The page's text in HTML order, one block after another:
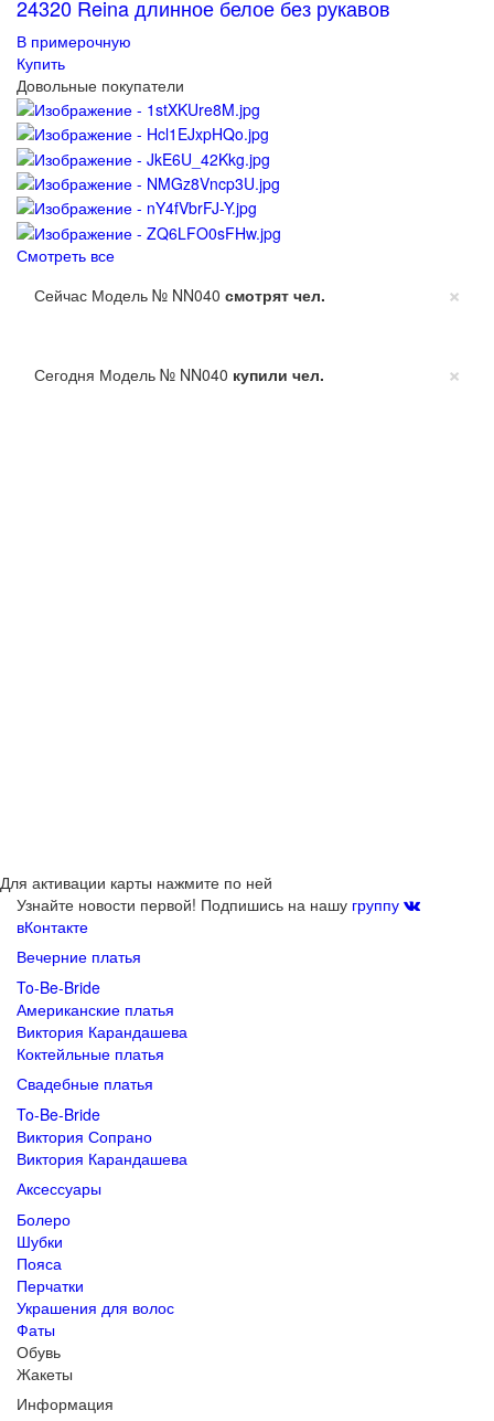
24320 Reina длинное белое без рукавов
В примерочную
Купить
Довольные покупатели
Смотреть все
×
Сейчас Модель № NN040 смотрят чел.
×
Сегодня Модель № NN040 купили чел.
Для активации карты нажмите по ней
Узнайте новости первой! Подпишись на нашу группу
вКонтакте
Вечерние платья
To-Be-Bride
Американские платья
Виктория Карандашева
Коктейльные платья
Свадебные платья
To-Be-Bride
Виктория Сопрано
Виктория Карандашева
Аксессуары
Болеро
Шубки
Пояса
Перчатки
Украшения для волос
Фаты
Обувь
Жакеты
Информация